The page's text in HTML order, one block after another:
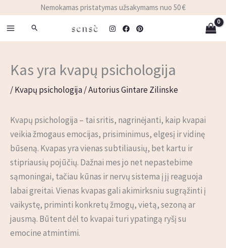
turinio
Nemokamas pristatymas užsakymams nuo 50 €
Paieška
Kas yra kvapų psichologija
/Kvapų psichologija/ AutoriusGintare Zilinske
Kvapų psichologija – tai sritis, nagrinėjanti, kaip kvapai
veikia žmogaus emocijas, prisiminimus, elgesį ir vidinę
būseną. Kvapas yra vienas subtiliausių, bet kartu ir
stipriausių pojūčių. Dažnai mes jo net nepastebime
sąmoningai, tačiau kūnas ir nervų sistema į jį reaguoja
labai greitai. Vienas kvapas gali akimirksniu sugrąžinti į
vaikystę, priminti konkretų žmogų, vietą, sezoną ar
jausmą. Būtent dėl to kvapai turi ypatingą ryšį su
emocine atmintimi.